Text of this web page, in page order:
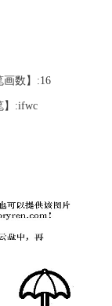
画数】:16
】:ifwc